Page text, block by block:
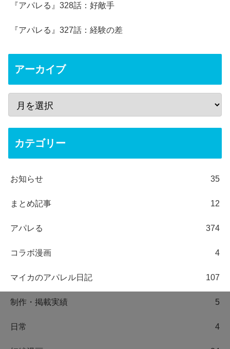
『アパレる』328話：好敵手
『アパレる』327話：経験の差
アーカイブ
カテゴリー
お知らせ 35
まとめ記事 12
アパレる 374
コラボ漫画 4
マイカのアパレル日記 107
制作・掲載実績 5
日常 4